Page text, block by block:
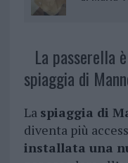
La passerella
spiaggia di
La spiaggia di
diventa più
installata una